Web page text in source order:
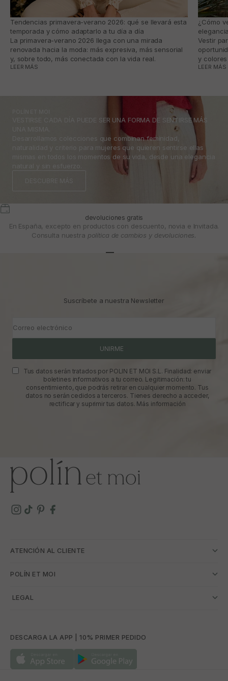
Tendencias primavera-verano 2026: qué se llevará esta
temporada y cómo adaptarlo a tu día a día
La primavera-verano 2026 llega con una mirada
renovada hacia la moda: más expresiva, más sensorial
y, sobre todo, más conectada con la vida real.
LEER MÁS
¿Cómo
Vestir
y
LEER MÁS
VESTIRSE CADA DÍA PUEDE SER UNA FORMA DE SENTIRSE MÁS
Desarrollamos colecciones que combinan feminidad,
naturalidad y criterio para mujeres que quieren sentirse ellas
mismas en todos los momentos de su vida, desde una elegancia
natural y sin esfuerzo.
devoluciones gratis
En España, excepto en productos con descuento, novia e Invitada.
Consulta nuestra política de cambios y devoluciones.
Suscríbete a nuestra Newsletter
Correo electrónico
UNIRME
Tus datos serán tratados por POLIN ET MOI S.L. Finalidad: enviar
boletines informativos a tu correo. Legitimación: tu
consentimiento, que podrás retirar en cualquier momento. Tus
datos no serán cedidos a terceros. Tienes derecho a acceder,
rectificar y suprimir tus datos. Más información
ATENCIÓN AL CLIENTE
POLÍN ET MOI
­ LEGAL
DESCARGA LA APP | 10% PRIMER PEDIDO